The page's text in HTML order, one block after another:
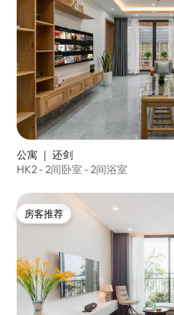
公寓 ｜ 还剑
HK2 - 2间卧室 - 2间浴室
房客推荐
房客推荐